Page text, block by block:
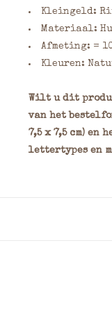
Kleingeld:
Materiaal:
Afmeting: =
Kleuren:
Wilt u dit
van het
7,5 x 7,5 cm)
lettertypes en